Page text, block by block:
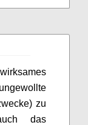
zu
das